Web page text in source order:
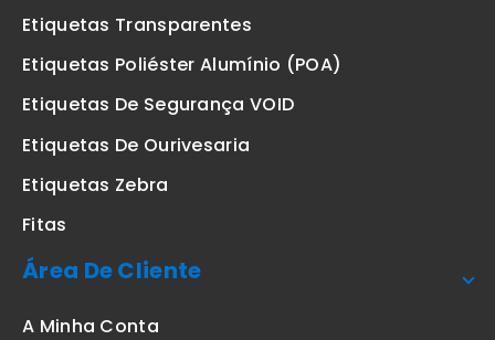
Etiquetas Transparentes
Etiquetas Poliéster Alumínio (POA)
Etiquetas De Segurança VOID
Etiquetas De Ourivesaria
Etiquetas Zebra
Fitas
Área De Cliente
A Minha Conta